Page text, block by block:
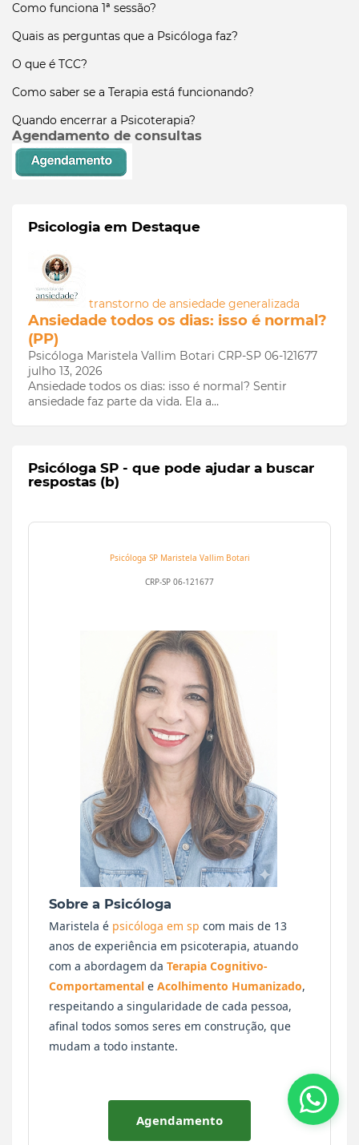
Como funciona 1ª sessão?
Quais as perguntas que a Psicóloga faz?
O que é TCC?
Como saber se a Terapia está funcionando?
Quando encerrar a Psicoterapia?
Agendamento de consultas
Psicologia em Destaque
transtorno de ansiedade generalizada
Ansiedade todos os dias: isso é normal?
(PP)
Psicóloga Maristela Vallim Botari CRP-SP 06-121677
julho 13, 2026
Ansiedade todos os dias: isso é normal? Sentir
ansiedade faz parte da vida. Ela a…
Psicóloga SP - que pode ajudar a buscar
respostas (b)
Psicóloga SP Maristela Vallim Botari
CRP-SP 06-121677
Sobre a Psicóloga
Maristela é psicóloga em sp com mais de 13
anos de experiência em psicoterapia, atuando
com a abordagem da Terapia Cognitivo-
Comportamental e Acolhimento Humanizado,
respeitando a singularidade de cada pessoa,
afinal todos somos seres em construção, que
mudam a todo instante.
Agendamento